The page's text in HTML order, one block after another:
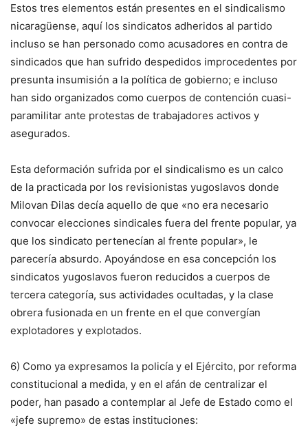
Estos tres elementos están presentes en el sindicalismo
nicaragüense, aquí los sindicatos adheridos al partido
incluso se han personado como acusadores en contra de
sindicados que han sufrido despedidos improcedentes por
presunta insumisión a la política de gobierno; e incluso
han sido organizados como cuerpos de contención cuasi-
paramilitar ante protestas de trabajadores activos y
asegurados.
Esta deformación sufrida por el sindicalismo es un calco
de la practicada por los revisionistas yugoslavos donde
Milovan Đilas decía aquello de que «no era necesario
convocar elecciones sindicales fuera del frente popular, ya
que los sindicato pertenecían al frente popular», le
parecería absurdo. Apoyándose en esa concepción los
sindicatos yugoslavos fueron reducidos a cuerpos de
tercera categoría, sus actividades ocultadas, y la clase
obrera fusionada en un frente en el que convergían
explotadores y explotados.
6) Como ya expresamos la policía y el Ejército, por reforma
constitucional a medida, y en el afán de centralizar el
poder, han pasado a contemplar al Jefe de Estado como el
«jefe supremo» de estas instituciones: